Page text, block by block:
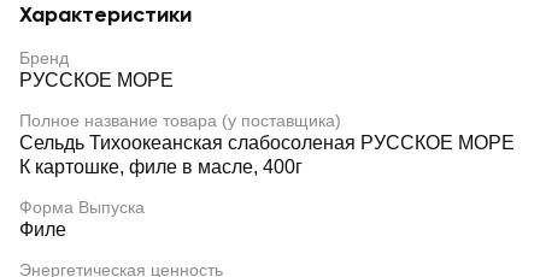
Характеристики
Бренд
РУССКОЕ МОРЕ
Полное название товара (у поставщика)
Сельдь Тихоокеанская слабосоленая РУССКОЕ МОРЕ
К картошке, филе в масле, 400г
Форма Выпуска
Филе
Энергетическая ценность